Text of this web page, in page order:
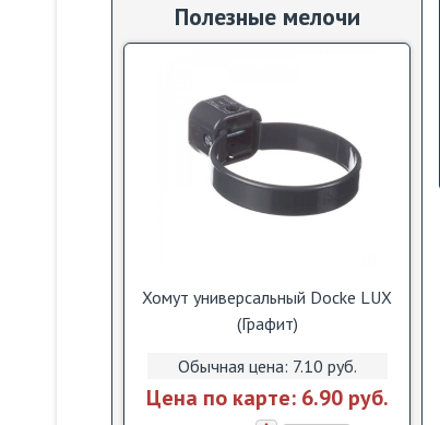
Полезные мелочи
Хомут универсальный Dоcke LUX
(Графит)
Обычная цена: 7.10 pуб.
Цена по карте: 6.90 pуб.